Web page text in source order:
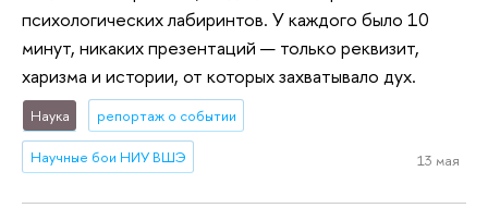
психологических лабиринтов. У каждого было 10
минут, никаких презентаций — только реквизит,
харизма и истории, от которых захватывало дух.
Наука репортаж о событии
Научные бои НИУ ВШЭ 13 мая